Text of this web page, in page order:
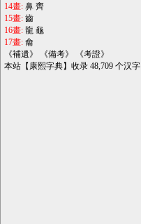
14畫: 鼻 齊
15畫: 齒
16畫: 龍 龜
17畫: 龠
《補遺》 《備考》 《考證》
本站【康熙字典】收录 48,709 个汉字